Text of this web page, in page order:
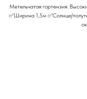
Метельчатая гортензия.
✅Ширина 1,5м ✅Солнце/